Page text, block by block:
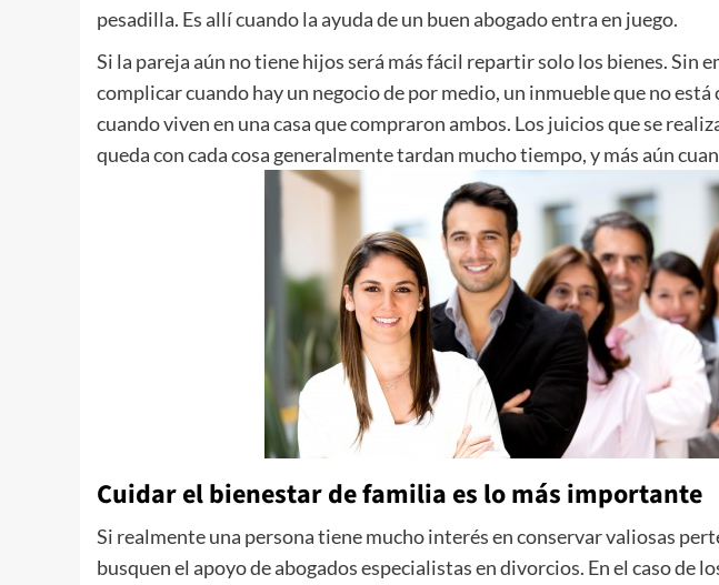
pesadilla. Es allí cuando la ayuda de un buen abogado entra en juego.
Si la pareja aún no tiene hijos será más fácil repartir solo los bienes. Sin
complicar cuando hay un negocio de por medio, un inmueble que no
cuando viven en una casa que compraron ambos. Los juicios que se
queda con cada cosa generalmente tardan mucho tiempo, y más aún
Cuidar el bienestar de familia es lo más importante
Si realmente una persona tiene mucho interés en conservar valiosas
busquen el apoyo de abogados especialistas en divorcios. En el caso de